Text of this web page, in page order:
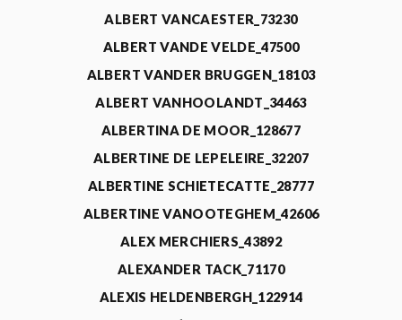
ALBERT VANCAESTER_73230
ALBERT VANDE VELDE_47500
ALBERT VANDER BRUGGEN_18103
ALBERT VANHOOLANDT_34463
ALBERTINA DE MOOR_128677
ALBERTINE DE LEPELEIRE_32207
ALBERTINE SCHIETECATTE_28777
ALBERTINE VANOOTEGHEM_42606
ALEX MERCHIERS_43892
ALEXANDER TACK_71170
ALEXIS HELDENBERGH_122914